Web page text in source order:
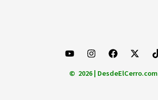
© 2026 | DesdeElCerro.com